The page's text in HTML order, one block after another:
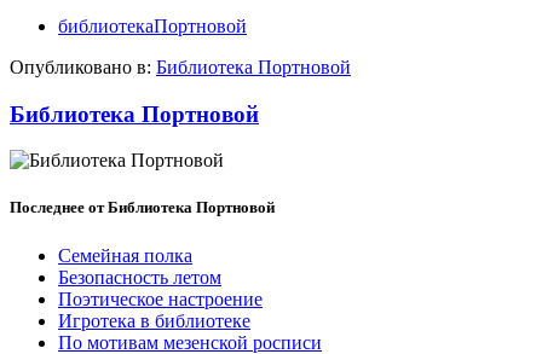
библиотекаПортновой
Опубликовано в: Библиотека Портновой
Библиотека Портновой
Последнее от Библиотека Портновой
Семейная полка
Безопасность летом
Поэтическое настроение
Игротека в библиотеке
По мотивам мезенской росписи